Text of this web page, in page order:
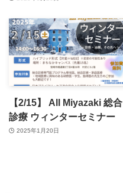
【2/15】 All Miyazaki 総合
診療 ウィンターセミナー
2025年1月20日